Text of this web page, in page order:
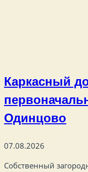
Каркасный
Одинцово
07.08.2026
Собственный